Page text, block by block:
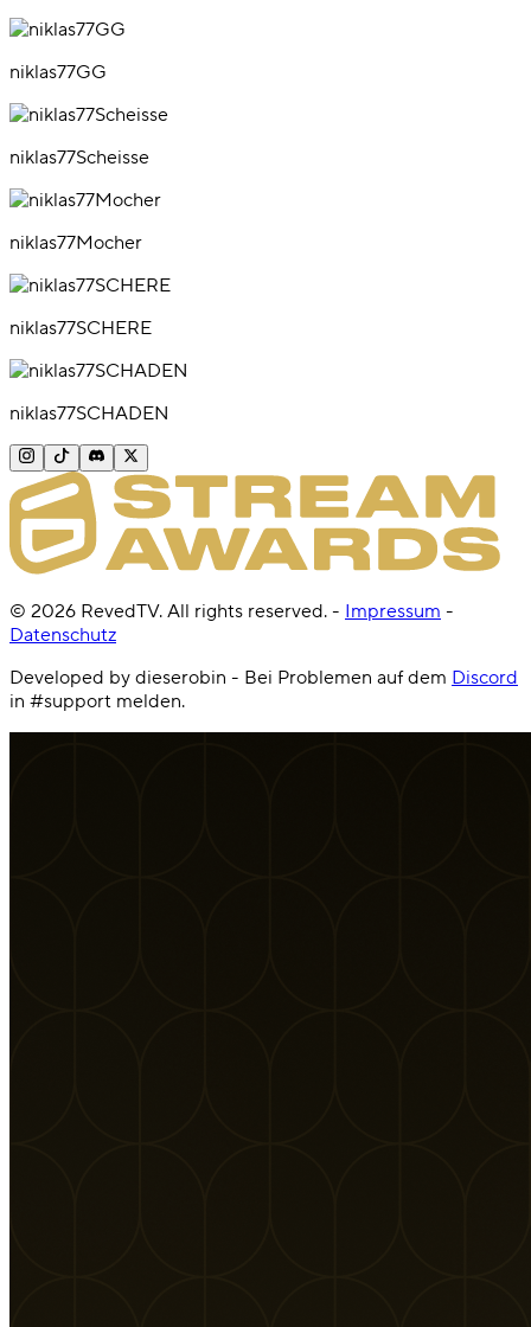
niklas77GG
niklas77Scheisse
niklas77Mocher
niklas77SCHERE
niklas77SCHADEN
© 2026 RevedTV. All rights reserved. - Impressum -
Datenschutz
Developed by dieserobin - Bei Problemen auf dem Discord
in #support melden.